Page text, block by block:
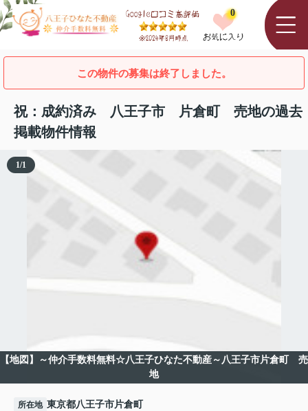
0
この物件の募集は終了しました。
祝：成約済み 八王子市 片倉町 売地の過去
掲載物件情報
【地図】～仲介手数料無料☆八王子ひなた不動産～八王子市片倉町 売
地
1/1
所在地 東京都八王子市片倉町